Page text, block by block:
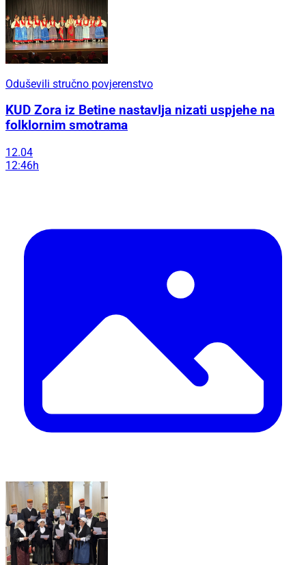
Oduševili stručno povjerenstvo
KUD Zora iz Betine nastavlja nizati uspjehe na
folklornim smotrama
12.04
12:46h